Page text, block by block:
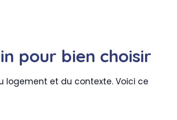
pour bien choisir
logement et du contexte. Voici ce